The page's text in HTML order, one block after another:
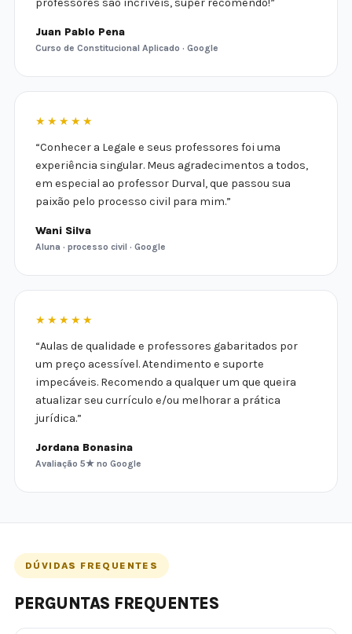
Juan Pablo Pena
Curso de Constitucional Aplicado · Google
★★★★★
“Conhecer a Legale e seus professores foi uma
experiência singular. Meus agradecimentos a todos,
em especial ao professor Durval, que passou sua
paixão pelo processo civil para mim.”
Wani Silva
Aluna · processo civil · Google
★★★★★
“Aulas de qualidade e professores gabaritados por
um preço acessível. Atendimento e suporte
impecáveis. Recomendo a qualquer um que queira
atualizar seu currículo e/ou melhorar a prática
jurídica.”
Jordana Bonasina
Avaliação 5★ no Google
DÚVIDAS FREQUENTES
PERGUNTAS FREQUENTES